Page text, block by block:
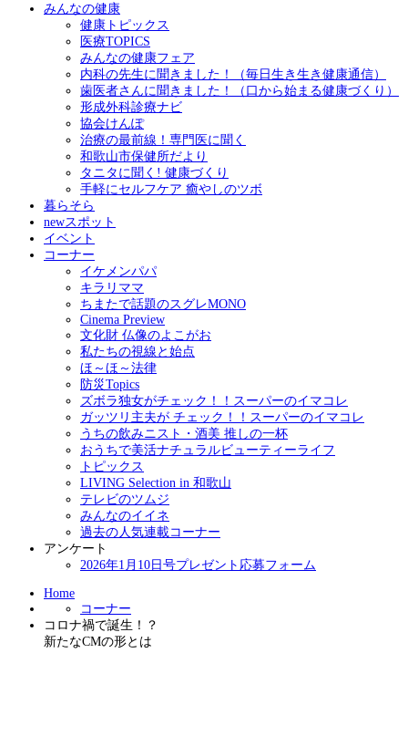
みんなの健康
健康トピックス
医療TOPICS
みんなの健康フェア
内科の先生に聞きました！（毎日生き生き健康通信）
歯医者さんに聞きました！（口から始まる健康づくり）
形成外科診療ナビ
協会けんぽ
治療の最前線！専門医に聞く
和歌山市保健所だより
タニタに聞く! 健康づくり
手軽にセルフケア 癒やしのツボ
暮らそら
newスポット
イベント
コーナー
イケメンパパ
キラリママ
ちまたで話題のスグレMONO
Cinema Preview
文化財 仏像のよこがお
私たちの視線と始点
ほ～ほ～法律
防災Topics
ズボラ独女がチェック！！スーパーのイマコレ
ガッツリ主夫が チェック！！スーパーのイマコレ
うちの飲みニスト・酒美 推しの一杯
おうちで美活ナチュラルビューティーライフ
トピックス
LIVING Selection in 和歌山
テレビのツムジ
みんなのイイネ
過去の人気連載コーナー
アンケート
2026年1月10日号プレゼント応募フォーム
Home
コーナー
コロナ禍で誕生！？
新たなCMの形とは